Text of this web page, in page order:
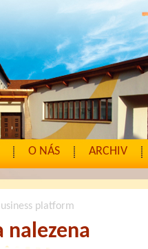
O NÁS ARCHIV
platform
nalezena